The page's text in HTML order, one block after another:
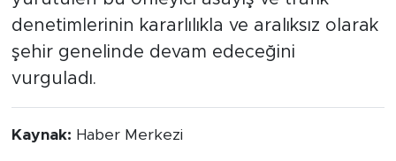
denetimlerinin kararlılıkla ve aralıksız olarak
şehir genelinde devam edeceğini
vurguladı.
Kaynak: Haber Merkezi